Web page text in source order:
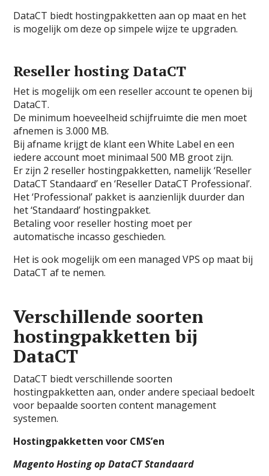
DataCT biedt hostingpakketten aan op maat en het
is mogelijk om deze op simpele wijze te upgraden.
Reseller hosting DataCT
Het is mogelijk om een reseller account te openen bij
DataCT.
De minimum hoeveelheid schijfruimte die men moet
afnemen is 3.000 MB.
Bij afname krijgt de klant een White Label en een
iedere account moet minimaal 500 MB groot zijn.
Er zijn 2 reseller hostingpakketten, namelijk ‘Reseller
DataCT Standaard’ en ‘Reseller DataCT Professional’.
Het ‘Professional’ pakket is aanzienlijk duurder dan
het ‘Standaard’ hostingpakket.
Betaling voor reseller hosting moet per
automatische incasso geschieden.
Het is ook mogelijk om een managed VPS op maat bij
DataCT af te nemen.
Verschillende soorten
hostingpakketten bij
DataCT
DataCT biedt verschillende soorten
hostingpakketten aan, onder andere speciaal bedoelt
voor bepaalde soorten content management
systemen.
Hostingpakketten voor CMS’en
Magento Hosting op DataCT Standaard